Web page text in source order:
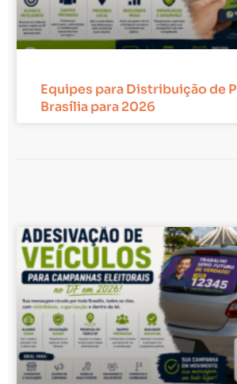
Equipes para Distribuição de
Brasília para 2026